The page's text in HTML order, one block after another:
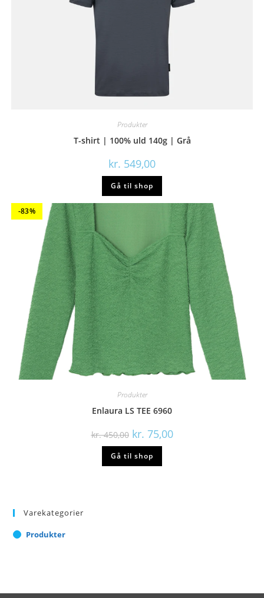
Produkter
T-shirt | 100% uld 140g | Grå
kr. 549,00
Gå til shop
-83%
Produkter
Enlaura LS TEE 6960
kr.450,00 Den
oprindelige
pris
var:
kr. 450,00.
kr. 75,00Den
aktuelle
Gå til shop
Varekategorier
Produkter